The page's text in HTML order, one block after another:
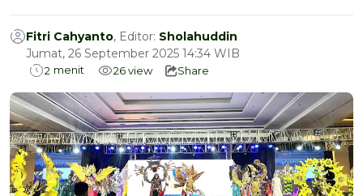
Fitri Cahyanto, Editor: Sholahuddin
Jumat, 26 September 2025 14:34 WIB
2 menit 26view Share